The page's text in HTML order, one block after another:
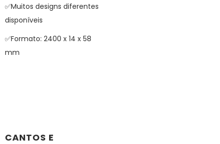
✅Muitos designs diferentes
disponíveis
✅Formato: 2400 x 14 x 58
mm
CANTOS E